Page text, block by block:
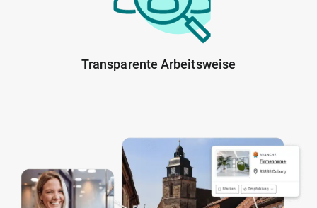
Transparente Arbeitsweise